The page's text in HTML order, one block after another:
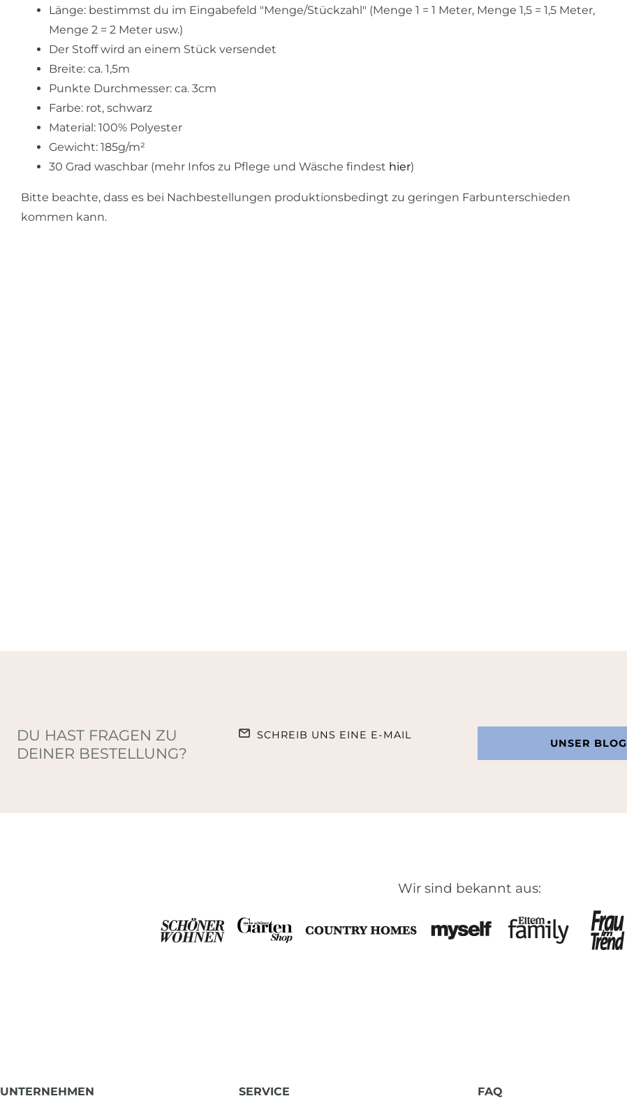
Länge: bestimmst du im Eingabefeld "Menge/Stückzahl" (Menge 1 = 1 Meter, Menge 1,5 = 1,5 Meter,
Menge 2 = 2 Meter usw.)
Der Stoff wird an einem Stück versendet
Breite: ca. 1,5m
Punkte Durchmesser: ca. 3cm
Farbe: rot, schwarz
Material: 100% Polyester
Gewicht: 185g/m²
30 Grad waschbar (mehr Infos zu Pflege und Wäsche findest hier)
Bitte beachte, dass es bei Nachbestellungen produktionsbedingt zu geringen Farbunterschieden
kommen kann.
DU HAST FRAGEN ZU
DEINER BESTELLUNG?
SCHREIB UNS EINE E-MAIL
UNSER BLOG
Wir sind bekannt aus:
UNTERNEHMEN SERVICE FAQ